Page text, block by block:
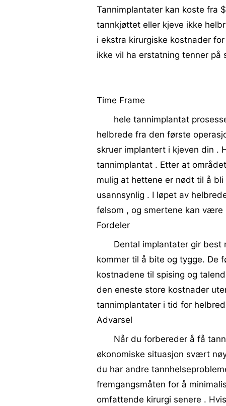
Tannimplantater kan koste fra
tannkjøttet eller kjeve ikke
i ekstra kirurgiske kostnader
ikke vil ha erstatning tenner på
Time Frame
hele tannimplantat
helbrede fra den første
skruer implantert i kjeven din .
tannimplantat . Etter at
mulig at hettene er nødt til å
usannsynlig . I løpet av
følsom , og smertene kan være
Fordeler
Dental implantater gir
kommer til å bite og tygge. De
kostnadene til spising og
den eneste store kostnader
tannimplantater i tid for
Advarsel
Når du forbereder å få
økonomiske situasjon svært
du har andre
fremgangsmåten for å
omfattende kirurgi senere .